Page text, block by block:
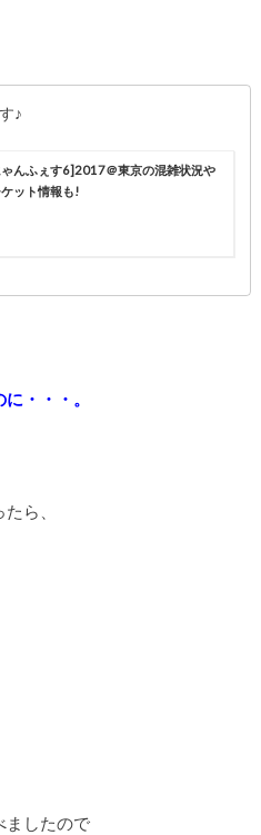
♪
んふぇす6]2017＠東京の混雑状況や
ット情報も!
・・・。
ら、
ましたので